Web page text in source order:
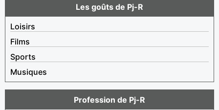
Les goûts de Pj-R
Loisirs
Films
Sports
Musiques
Profession de Pj-R